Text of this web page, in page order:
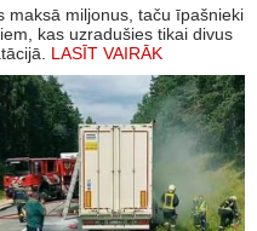
maksā miljonus, taču īpašnieki
kas uzradušies tikai divus
LASĪT VAIRĀK